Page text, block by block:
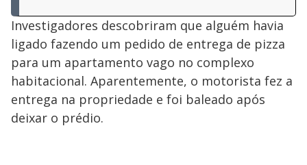
Investigadores descobriram que alguém havia
ligado fazendo um pedido de entrega de pizza
para um apartamento vago no complexo
habitacional. Aparentemente, o motorista fez a
entrega na propriedade e foi baleado após
deixar o prédio.